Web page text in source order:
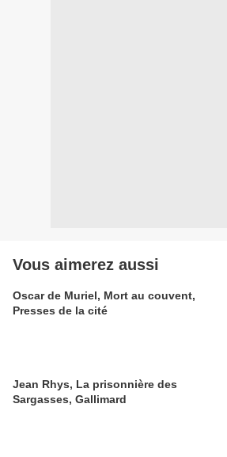
Vous aimerez aussi
Oscar de Muriel, Mort au couvent,
Presses de la cité
Jean Rhys, La prisonnière des
Sargasses, Gallimard